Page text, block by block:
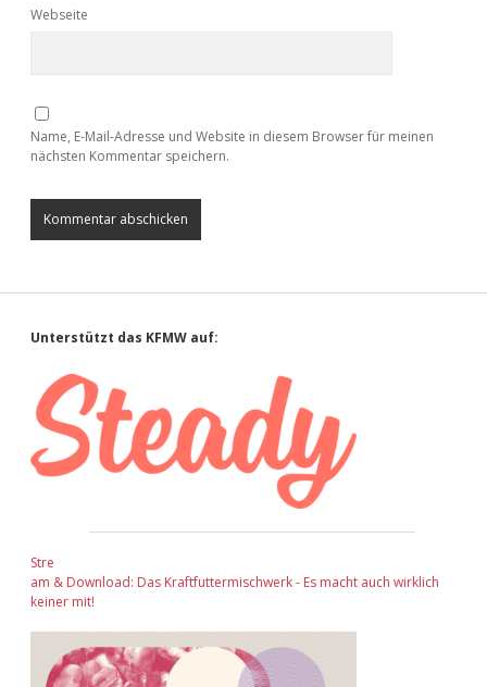
Webseite
Name, E-Mail-Adresse und Website in diesem Browser für meinen
nächsten Kommentar speichern.
Sidebar
Unterstützt das KFMW auf:
Stre
am & Download: Das Kraftfuttermischwerk - Es macht auch wirklich
keiner mit!